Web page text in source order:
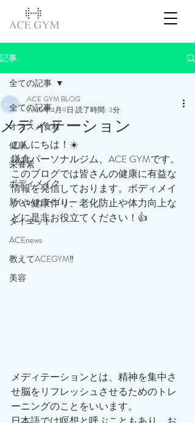
記事
全ての記事
オススメ食材
健康
栄養素
ボディメイク
新しいカテゴリー
ダイエット
ACEnews
教えてACEGYM‼️
美容
全ての記事
メディテーション
ACE GYM BLOG
2025年4月9日 読了時間: 3分
こんにちは！☀️
鎌倉パーソナルジム、ACE GYMです。
このブログでは皆さんの健康に有益な
情報を発信しております。ボディメイ
クや健康作り、老化防止や体力向上な
どに是非お役立てください！👍
メディテーションとは、精神を集中さ
せ脳をリフレッシュさせるためのトレ
ーニングのことをいいます。